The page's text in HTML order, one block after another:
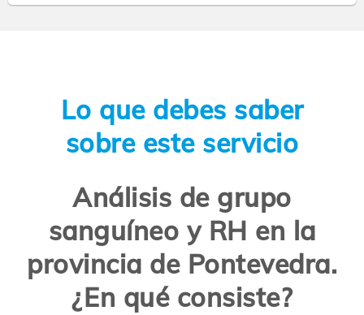
Lo que debes saber
sobre este servicio
Análisis de grupo
sanguíneo y RH en la
provincia de Pontevedra.
¿En qué consiste?